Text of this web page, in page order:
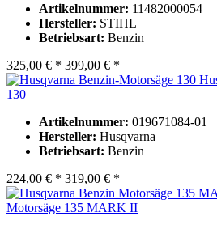
Artikelnummer: 11482000054
Hersteller: STIHL
Betriebsart: Benzin
325,00 € * 399,00 € *
130
Artikelnummer: 019671084-01
Hersteller: Husqvarna
Betriebsart: Benzin
224,00 € * 319,00 € *
Motorsäge 135 MARK II